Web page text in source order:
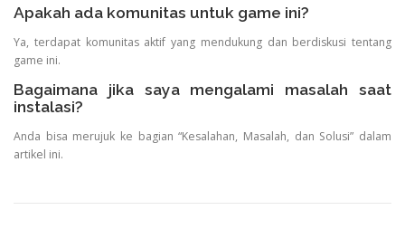
Apakah ada komunitas untuk game ini?
Ya, terdapat komunitas aktif yang mendukung dan berdiskusi tentang
game ini.
Bagaimana jika saya mengalami masalah saat
instalasi?
Anda bisa merujuk ke bagian “Kesalahan, Masalah, dan Solusi” dalam
artikel ini.